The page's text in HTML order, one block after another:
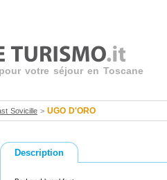
votre séjour en Toscane
Sovicille > UGO D'ORO
Description